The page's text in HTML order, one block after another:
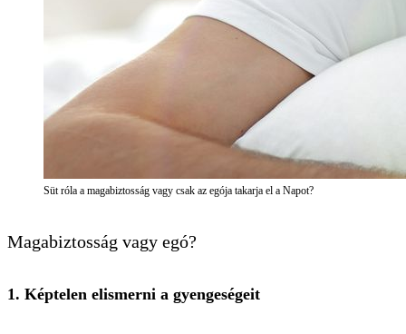
Süt róla a magabiztosság vagy csak az egója takarja el a Napot?
Magabiztosság vagy egó?
1. Képtelen elismerni a gyengeségeit